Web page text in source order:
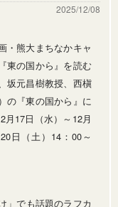
2025/12/08
・熊大まちなかキャ
東の国から』を読む
坂元昌樹教授、西槇
の『東の国から』に
17日（水）～12月
日（土）14：00～
」でも話題のラフカ